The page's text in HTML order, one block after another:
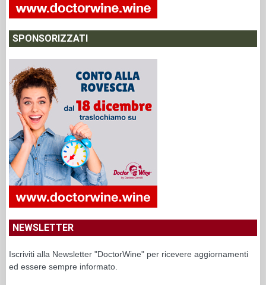
SPONSORIZZATI
NEWSLETTER
Iscriviti alla Newsletter "DoctorWine" per ricevere aggiornamenti
ed essere sempre informato.